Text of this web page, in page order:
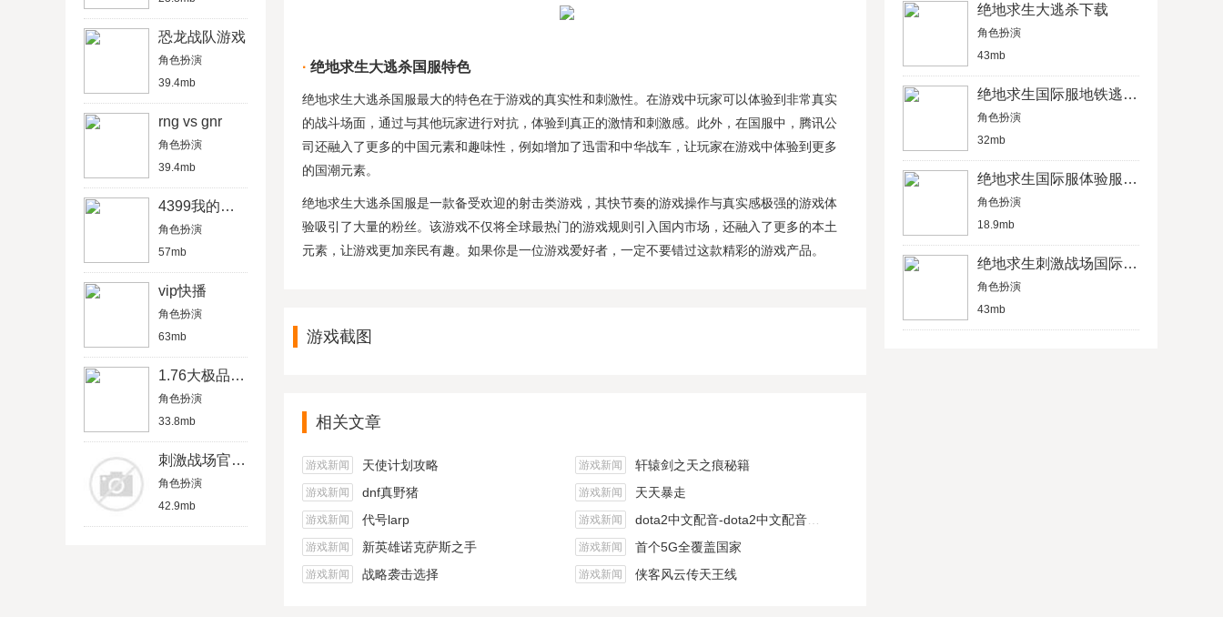
恐龙战队游戏
角色扮演
39.4mb
rng vs gnr
角色扮演
39.4mb
4399我的世界手游
角色扮演
57mb
vip快播
角色扮演
63mb
1.76大极品元素
角色扮演
33.8mb
刺激战场官方网站
角色扮演
42.9mb
绝地求生大逃杀国服特色
绝地求生大逃杀国服最大的特色在于游戏的真实性和刺激性。在游戏中玩家可以体验到非常真实
的战斗场面，通过与其他玩家进行对抗，体验到真正的激情和刺激感。此外，在国服中，腾讯公
司还融入了更多的中国元素和趣味性，例如增加了迅雷和中华战车，让玩家在游戏中体验到更多
的国潮元素。
绝地求生大逃杀国服是一款备受欢迎的射击类游戏，其快节奏的游戏操作与真实感极强的游戏体
验吸引了大量的粉丝。该游戏不仅将全球最热门的游戏规则引入国内市场，还融入了更多的本土
元素，让游戏更加亲民有趣。如果你是一位游戏爱好者，一定不要错过这款精彩的游戏产品。
游戏截图
相关文章
游戏新闻 天使计划攻略 游戏新闻 轩辕剑之天之痕秘籍
游戏新闻 dnf真野猪 游戏新闻 天天暴走
游戏新闻 代号larp 游戏新闻 dota2中文配音-dota2中文配音从DotA到DOTA2,可能会使中国游戏玩
游戏新闻 新英雄诺克萨斯之手 游戏新闻 首个5G全覆盖国家
游戏新闻 战略袭击选择 游戏新闻 侠客风云传天王线
绝地求生大逃杀下载
角色扮演
43mb
绝地求生国际服地铁逃生模式下载
角色扮演
32mb
绝地求生国际服体验服下载
角色扮演
18.9mb
绝地求生刺激战场国际服手游下载
角色扮演
43mb